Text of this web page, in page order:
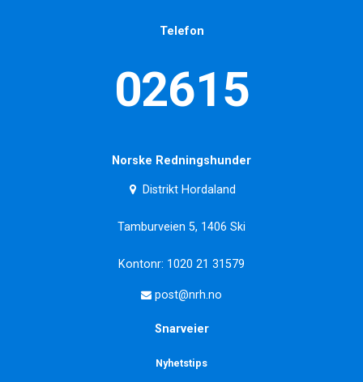
Telefon
02615
Norske Redningshunder
Distrikt Hordaland
Tamburveien 5, 1406 Ski
Kontonr: 1020 21 31579
post@nrh.no
Snarveier
Nyhetstips